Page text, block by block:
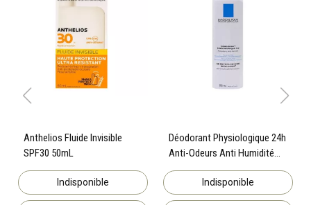
Anthelios Fluide Invisible
SPF30 50mL
Indisponible
Déodorant Physiologique 24h
Anti-Odeurs Anti Humidité
150mL
Indisponible